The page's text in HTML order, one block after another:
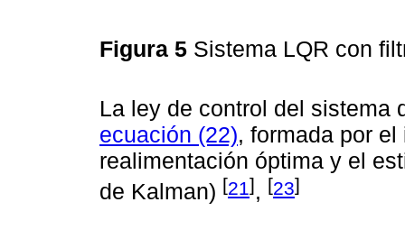
Figura 5 Sistema LQR con
La ley de control del sistema
ecuación (22), formada por
realimentación óptima y el
de Kalman) [21], [23]